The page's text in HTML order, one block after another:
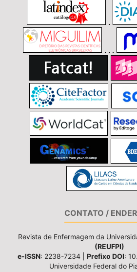
CONTATO /
Revista de Enfermagem da
(REUFPI)
e-ISSN: 2238-7234 | Prefixo DOI:
Universidade Federal do